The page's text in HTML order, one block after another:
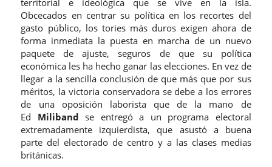
territorial e ideológica que se vive en la isla.
Obcecados en centrar su política en los recortes del
gasto público, los tories más duros exigen ahora de
forma inmediata la puesta en marcha de un nuevo
paquete de ajuste, seguros de que su política
económica les ha hecho ganar las elecciones. En vez de
llegar a la sencilla conclusión de que más que por sus
méritos, la victoria conservadora se debe a los errores
de una oposición laborista que de la mano de
Ed Milibandse entregó a un programa electoral
extremadamente izquierdista, que asustó a buena
parte del electorado de centro y a las clases medias
británicas.